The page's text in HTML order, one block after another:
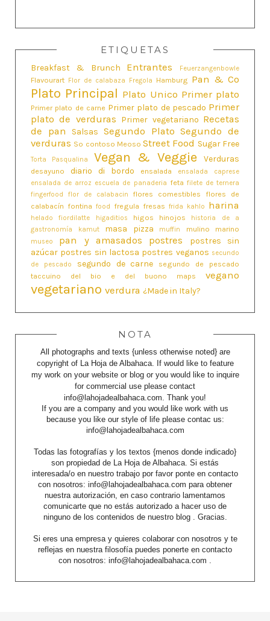
ETIQUETAS
Breakfast & Brunch Entrantes Feuerzangenbowle
Flavourart Flor de calabaza Fregola Hamburg Pan & Co
Plato Principal Plato Unico Primer plato
Primer plato de carne Primer plato de pescado Primer
plato de verduras Primer vegetariano Recetas
de pan
Salsas Segundo Plato Segundo de
verduras So contoso Meoso Street Food Sugar Free
Torta Pasqualina Vegan & Veggie Verduras
desayuno diario di bordo ensalada
ensalada caprese
ensalada de arroz escuela de panaderia feta filete de ternera
fingerfood
flor de calabacin flores comestibles
flores de
calabacín fontina food fregula fresas frida kahlo harina
helado fiordilatte higaditios higos hinojos
historia de a
gastronomía
kamut masa pizza muffin mulino marino
museo pan y amasados postres
postres sin
azúcar postres sin lactosa postres veganos secundo
de pescado
segundo de carne
segundo de pescado
taccuino del bio e del buono maps
vegano
vegetariano verdura ¿Made in Italy?
NOTA
All photographs and texts {unless otherwise noted} are
copyright of La Hoja de Albahaca. If would like to feature
my work on your website or blog or you would like to inquire
for commercial use please contact
info@lahojadealbahaca.com. Thank you!
If you are a company and you would like work with us
because you like our style of life please contac us:
info@lahojadealbahaca.com
Todas las fotografías y los textos {menos donde indicado}
son propiedad de La Hoja de Albahaca. Si estás
interesada/o en nuestro trabajo por favor ponte en contacto
con nosotros: info@lahojadealbahaca.com para obtener
nuestra autorización, en caso contrario lamentamos
comunicarte que no estás autorizado a hacer uso de
ninguno de los contenidos de nuestro blog . Gracias.
Si eres una empresa y quieres colaborar con nosotros y te
reflejas en nuestra filosofía puedes ponerte en contacto
con nosotros: info@lahojadealbahaca.com .